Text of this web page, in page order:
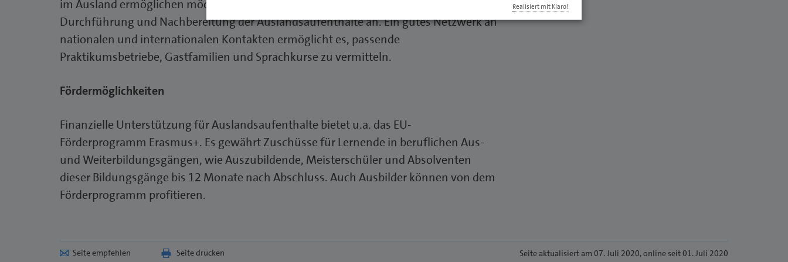
im Ausland ermöglichen möchten. Die Beraterinnen bieten Hilfe bei der Planung,
Durchführung und Nachbereitung der Auslandsaufenthalte an. Ein gutes Netzwerk an
nationalen und internationalen Kontakten ermöglicht es, passende
Praktikumsbetriebe, Gastfamilien und Sprachkurse zu vermitteln.
Fördermöglichkeiten
Finanzielle Unterstützung für Auslandsaufenthalte bietet u.a. das EU-
Förderprogramm Erasmus+. Es gewährt Zuschüsse für Lernende in beruflichen Aus-
und Weiterbildungsgängen, wie Auszubildende, Meisterschüler und Absolventen
dieser Bildungsgänge bis 12 Monate nach Abschluss. Auch Ausbilder können von dem
Förderprogramm profitieren.
Seite empfehlen Seite drucken Seiteaktualisiert am 07. Juli 2020, online seit 01. Juli 2020
Realisiert mit Klaro!